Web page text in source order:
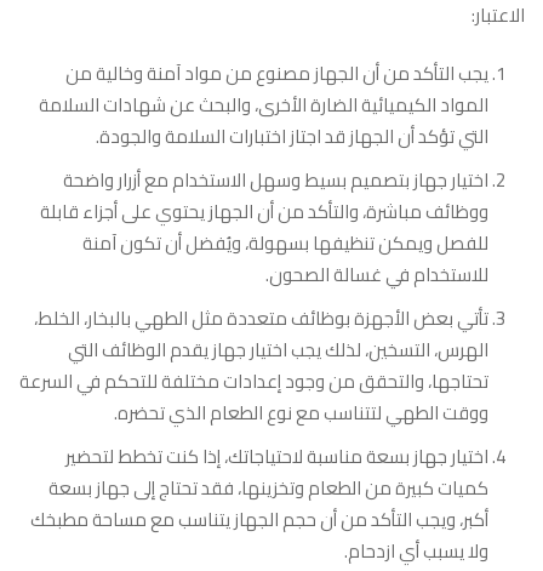
الاعتبار:
يجب التأكد من أن الجهاز مصنوع من مواد آمنة وخالية من
المواد الكيميائية الضارة الأخرى، والبحث عن شهادات السلامة
التي تؤكد أن الجهاز قد اجتاز اختبارات السلامة والجودة.
اختيار جهاز بتصميم بسيط وسهل الاستخدام مع أزرار واضحة
ووظائف مباشرة، والتأكد من أن الجهاز يحتوي على أجزاء قابلة
للفصل ويمكن تنظيفها بسهولة، ويُفضل أن تكون آمنة
للاستخدام في غسالة الصحون.
تأتي بعض الأجهزة بوظائف متعددة مثل الطهي بالبخار، الخلط،
الهرس، التسخين، لذلك يجب اختيار جهاز يقدم الوظائف التي
تحتاجها، والتحقق من وجود إعدادات مختلفة للتحكم في السرعة
ووقت الطهي لتتناسب مع نوع الطعام الذي تحضره.
اختيار جهاز بسعة مناسبة لاحتياجاتك، إذا كنت تخطط لتحضير
كميات كبيرة من الطعام وتخزينها، فقد تحتاج إلى جهاز بسعة
أكبر، ويجب التأكد من أن حجم الجهاز يتناسب مع مساحة مطبخك
ولا يسبب أي ازدحام.